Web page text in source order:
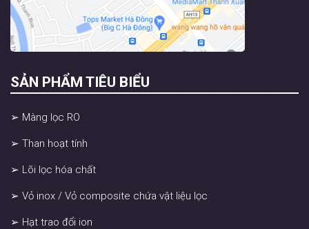
SẢN PHẨM TIÊU BIỂU
➢ Màng lọc RO
➢ Than hoạt tính
➢ Lõi lọc hóa chất
➢ Vỏ inox / Vỏ composite chứa vật liệu lọc
➢ Hạt trao đổi ion